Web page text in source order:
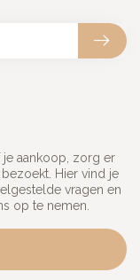
aankoop, zorg er
Hier vind je
vragen en
op te nemen.